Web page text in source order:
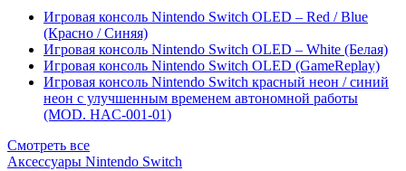
Игровая консоль Nintendo Switch OLED – Red / Blue
(Красно / Синяя)
Игровая консоль Nintendo Switch OLED – White (Белая)
Игровая консоль Nintendo Switch OLED (GameReplay)
Игровая консоль Nintendo Switch красный неон / синий
неон с улучшенным временем автономной работы
(MOD. HAC-001-01)
Смотреть все
Аксессуары Nintendo Switch